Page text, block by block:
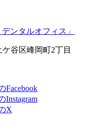
谷区峰岡町2丁目